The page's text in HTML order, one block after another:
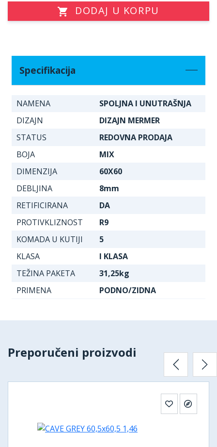
DODAJ U KORPU
Specifikacija
NAMENA
SPOLJNA I UNUTRAŠNJA
DIZAJN
DIZAJN MERMER
STATUS
REDOVNA PRODAJA
BOJA
MIX
DIMENZIJA
60X60
DEBLJINA
8mm
RETIFICIRANA
DA
PROTIVKLIZNOST
R9
KOMADA U KUTIJI
5
KLASA
I KLASA
TEŽINA PAKETA
31,25kg
PRIMENA
PODNO/ZIDNA
Preporučeni proizvodi